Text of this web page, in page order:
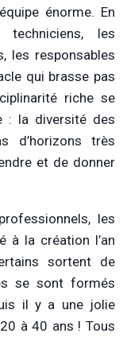
énorme. En
les
les responsables
qui brasse pas
riche se
: la diversité des
d’horizons très
et de donner
les
à la création l’an
sortent de
se sont formés
il y a une jolie
à 40 ans ! Tous